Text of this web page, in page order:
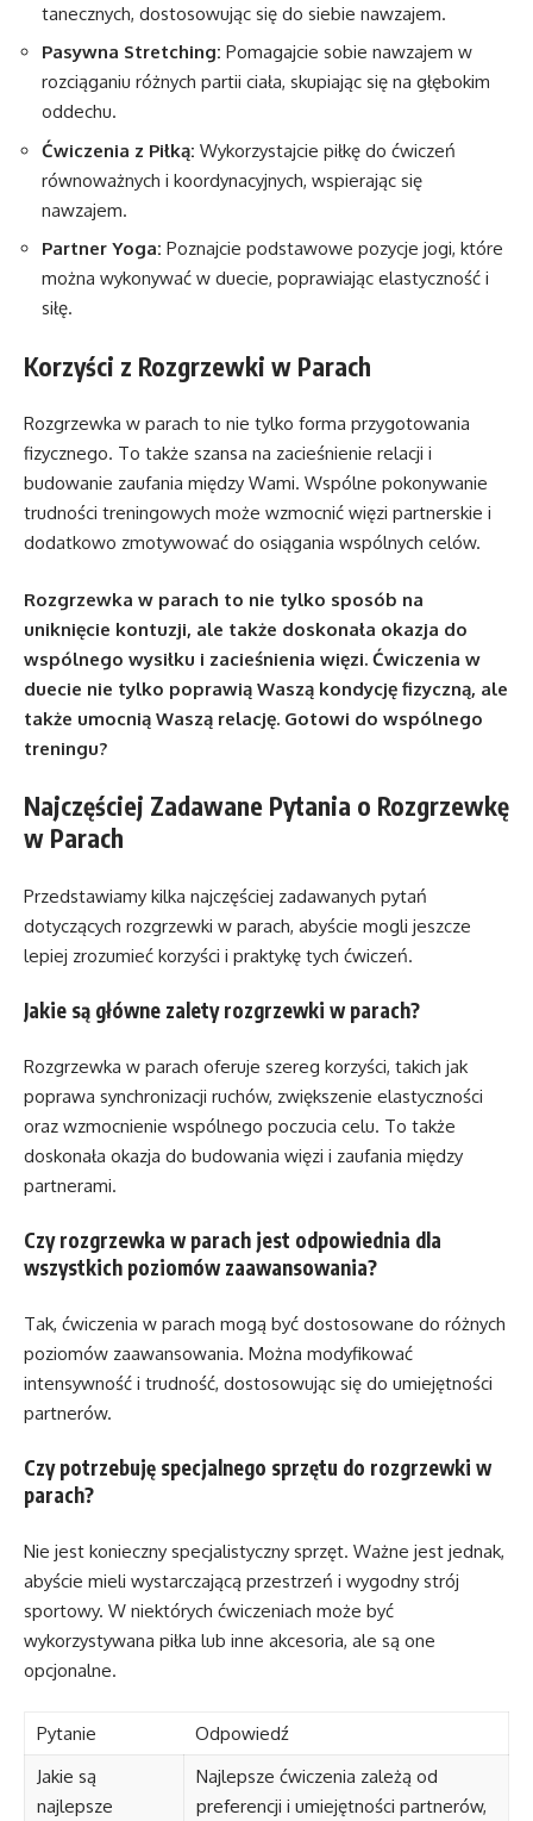
tanecznych, dostosowując się do siebie nawzajem.
Pasywna Stretching: Pomagajcie sobie nawzajem w
rozciąganiu różnych partii ciała, skupiając się na głębokim
oddechu.
Ćwiczenia z Piłką: Wykorzystajcie piłkę do ćwiczeń
równoważnych i koordynacyjnych, wspierając się
nawzajem.
Partner Yoga: Poznajcie podstawowe pozycje jogi, które
można wykonywać w duecie, poprawiając elastyczność i
siłę.
Korzyści z Rozgrzewki w Parach
Rozgrzewka w parach to nie tylko forma przygotowania
fizycznego. To także szansa na zacieśnienie relacji i
budowanie zaufania między Wami. Wspólne pokonywanie
trudności treningowych może wzmocnić więzi partnerskie i
dodatkowo zmotywować do osiągania wspólnych celów.
Rozgrzewka w parach to nie tylko sposób na
uniknięcie kontuzji, ale także doskonała okazja do
wspólnego wysiłku i zacieśnienia więzi. Ćwiczenia w
duecie nie tylko poprawią Waszą kondycję fizyczną, ale
także umocnią Waszą relację. Gotowi do wspólnego
treningu?
Najczęściej Zadawane Pytania o Rozgrzewkę
w Parach
Przedstawiamy kilka najczęściej zadawanych pytań
dotyczących rozgrzewki w parach, abyście mogli jeszcze
lepiej zrozumieć korzyści i praktykę tych ćwiczeń.
Jakie są główne zalety rozgrzewki w parach?
Rozgrzewka w parach oferuje szereg korzyści, takich jak
poprawa synchronizacji ruchów, zwiększenie elastyczności
oraz wzmocnienie wspólnego poczucia celu. To także
doskonała okazja do budowania więzi i zaufania między
partnerami.
Czy rozgrzewka w parach jest odpowiednia dla
wszystkich poziomów zaawansowania?
Tak, ćwiczenia w parach mogą być dostosowane do różnych
poziomów zaawansowania. Można modyfikować
intensywność i trudność, dostosowując się do umiejętności
partnerów.
Czy potrzebuję specjalnego sprzętu do rozgrzewki w
parach?
Nie jest konieczny specjalistyczny sprzęt. Ważne jest jednak,
abyście mieli wystarczającą przestrzeń i wygodny strój
sportowy. W niektórych ćwiczeniach może być
wykorzystywana piłka lub inne akcesoria, ale są one
opcjonalne.
Pytanie
Odpowiedź
Jakie są
najlepsze
Najlepsze ćwiczenia zależą od
preferencji i umiejętności partnerów,